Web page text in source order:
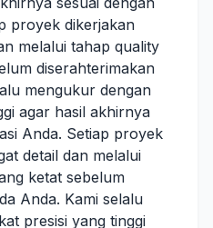
proyek dikerjakan
melalui tahap quality
diserahterimakan
mengukur dengan
agar hasil akhirnya
Anda. Setiap proyek
detail dan melalui
ketat sebelum
Anda. Kami selalu
presisi yang tinggi